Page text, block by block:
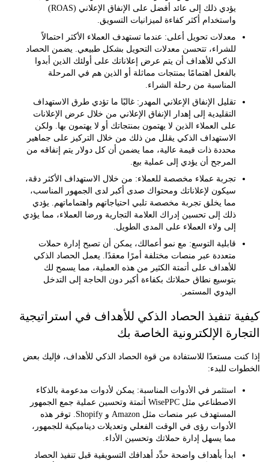
واستخدام أكثر كفاءة لميزانيات التسويق.
معدلات تحويل أعلى:عندما تستهدف العملاء الأكثر احتمالاً
للشراء، تتحسن معدلات التحويل بشكل طبيعي. يضمن الحصاد
الذكي للأهداف أن يتم عرض إعلاناتك على أولئك الذين أبدوا
بالفعل اهتمامًا بمنتجات مماثلة أو الذين هم في المرحلة
المناسبة من رحلة الشراء.
تقليل الإنفاق الإعلاني المهدر: غالبًا ما تؤدي طرق الاستهداف
التقليدية إلى إهدار الإنفاق الإعلاني من خلال عرض الإعلانات
على العملاء الذين لا يهتمون بمنتجاتك أو لا يهتمون بها. ولكن
الاستهداف الذكي يقلل من ذلك من خلال التركيز على جماهير
محددة ذات قيمة عالية، مما يضمن أن كل دولار يتم إنفاقه من
المرجح أن يؤدي إلى عملية بيع.
تجربة عملاء مخصصة للعملاء: من خلال الاستهداف الأكثر دقة،
سيكون لإعلاناتك ومحتواك صدى أكبر لدى الجمهور المناسب،
مما يخلق تجربة مخصصة تلبي احتياجاتهم واهتماماتهم. يؤدي
ذلك إلى تحسين إدراك العلامة التجارية ورضا العملاء، مما يؤدي
إلى ولاء العملاء على المدى الطويل.
قابلية التوسع: مع نمو أعمالك، يمكن أن تصبح إدارة حملات
متعددة عبر منصات مختلفة أمرًا معقدًا. يعمل الحصاد الذكي
للأهداف على أتمتة الكثير من هذه العملية، مما يسمح لك
بتوسيع نطاق حملاتك بكفاءة أكبر دون الحاجة إلى التدخل
اليدوي المستمر.
تنفيذ الحصاد الذكي للأهداف في استراتيجية
الإلكترونية الخاصة بك
مستعدًا للاستفادة من قوة الحصاد الذكي للأهداف، فإليك بعض
للبدء:
استثمر في الأدوات المناسبة: يمكن لأدوات مدعومة بالذكاء
الاصطناعي مثل WisePPC أتمتة وتحسين عملية جمع الجمهور
المستهدف عبر منصات مثل Amazon و Shopify. توفر هذه
الأدوات رؤى في الوقت الفعلي وتعديلات ديناميكية للجمهور،
مما يسهل إدارة حملاتك وتحسين الأداء.
ابدأ بأهداف واضحةحدِّد أهدافك التسويقية قبل تنفيذ الحصاد